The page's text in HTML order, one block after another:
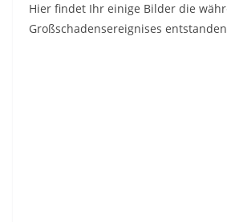
Hier findet Ihr einige Bilder die
Großschadensereignises